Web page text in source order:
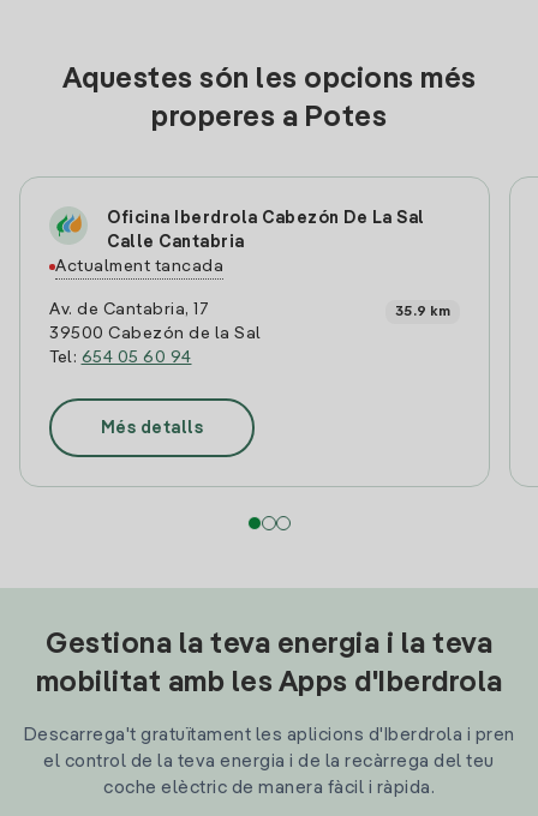
Aquestes són les opcions més
properes a Potes
Oficina Iberdrola Cabezón De La Sal
Calle Cantabria
Actualment tancada
Av. de Cantabria, 17
39500 Cabezón de la Sal
Tel: 654 05 60 94
35.9 km
Més detalls
Gestiona la teva energia i la teva
mobilitat amb les Apps d'Iberdrola
Descarrega't gratuïtament les aplicions d'Iberdrola i pren
el control de la teva energia i de la recàrrega del teu
coche elèctric de manera fàcil i ràpida.